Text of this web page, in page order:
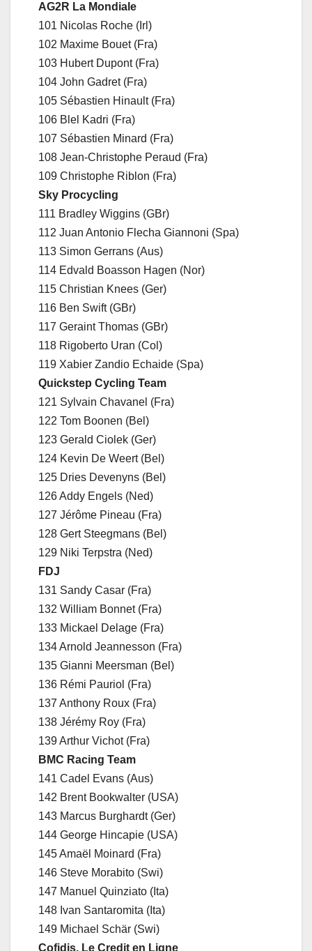
AG2R La Mondiale
101 Nicolas Roche (Irl)
102 Maxime Bouet (Fra)
103 Hubert Dupont (Fra)
104 John Gadret (Fra)
105 Sébastien Hinault (Fra)
106 Blel Kadri (Fra)
107 Sébastien Minard (Fra)
108 Jean-Christophe Peraud (Fra)
109 Christophe Riblon (Fra)
Sky Procycling
111 Bradley Wiggins (GBr)
112 Juan Antonio Flecha Giannoni (Spa)
113 Simon Gerrans (Aus)
114 Edvald Boasson Hagen (Nor)
115 Christian Knees (Ger)
116 Ben Swift (GBr)
117 Geraint Thomas (GBr)
118 Rigoberto Uran (Col)
119 Xabier Zandio Echaide (Spa)
Quickstep Cycling Team
121 Sylvain Chavanel (Fra)
122 Tom Boonen (Bel)
123 Gerald Ciolek (Ger)
124 Kevin De Weert (Bel)
125 Dries Devenyns (Bel)
126 Addy Engels (Ned)
127 Jérôme Pineau (Fra)
128 Gert Steegmans (Bel)
129 Niki Terpstra (Ned)
FDJ
131 Sandy Casar (Fra)
132 William Bonnet (Fra)
133 Mickael Delage (Fra)
134 Arnold Jeannesson (Fra)
135 Gianni Meersman (Bel)
136 Rémi Pauriol (Fra)
137 Anthony Roux (Fra)
138 Jérémy Roy (Fra)
139 Arthur Vichot (Fra)
BMC Racing Team
141 Cadel Evans (Aus)
142 Brent Bookwalter (USA)
143 Marcus Burghardt (Ger)
144 George Hincapie (USA)
145 Amaël Moinard (Fra)
146 Steve Morabito (Swi)
147 Manuel Quinziato (Ita)
148 Ivan Santaromita (Ita)
149 Michael Schär (Swi)
Cofidis, Le Credit en Ligne